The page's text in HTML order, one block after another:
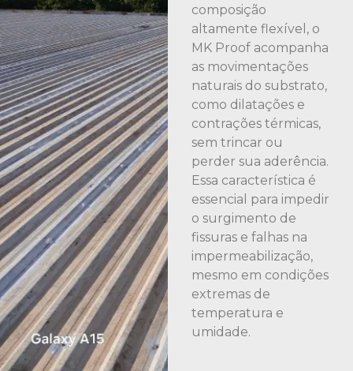
composição
altamente flexível, o
MK Proof acompanha
as movimentações
naturais do substrato,
como dilatações e
contrações térmicas,
sem trincar ou
perder sua aderência.
Essa característica é
essencial para impedir
o surgimento de
fissuras e falhas na
impermeabilização,
mesmo em condições
extremas de
temperatura e
umidade.